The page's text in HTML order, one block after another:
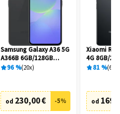
Samsung Galaxy A36 5G
A366B 6GB/128GB
Awesome Black
96% 20x
od 230,00 € -5%
Xiaomi
4G 8GB/
81% 6
od